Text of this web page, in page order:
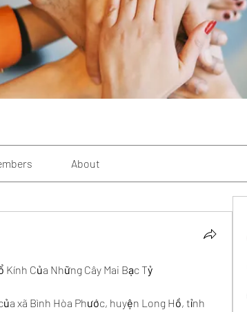
About
Của Những Cây Mai Bạc Tỷ
xã Bình Hòa Phước, huyện Long Hồ, tỉnh